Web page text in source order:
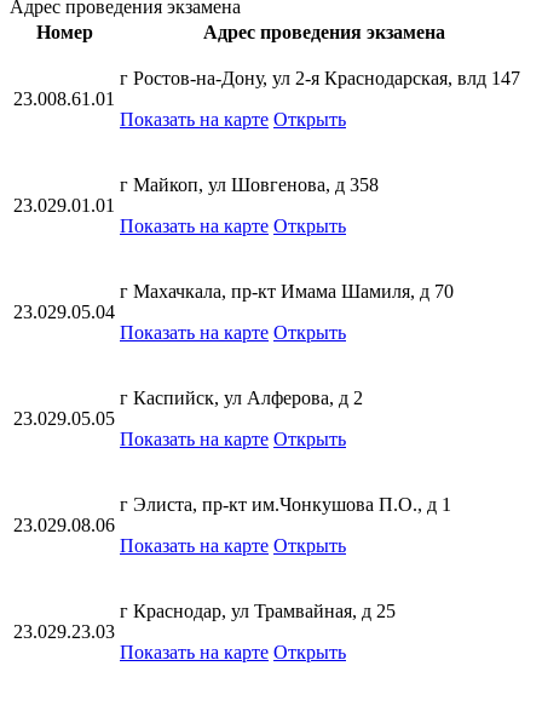
Адрес проведения экзамена
Номер
Адрес проведения экзамена
23.008.61.01
г Ростов-на-Дону, ул 2-я Краснодарская, влд 147
Показать на карте Открыть
23.029.01.01
г Майкоп, ул Шовгенова, д 358
Показать на карте Открыть
23.029.05.04
г Махачкала, пр-кт Имама Шамиля, д 70
Показать на карте Открыть
23.029.05.05
г Каспийск, ул Алферова, д 2
Показать на карте Открыть
23.029.08.06
г Элиста, пр-кт им.Чонкушова П.О., д 1
Показать на карте Открыть
23.029.23.03
г Краснодар, ул Трамвайная, д 25
Показать на карте Открыть